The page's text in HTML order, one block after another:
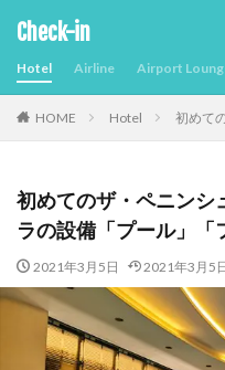
Check-in
Hotel Airline Airport
HOME Hotel 初めて
初めてのザ・ペニンシ
ラの設備「プール」「
2021年3月5日 2021年3月5